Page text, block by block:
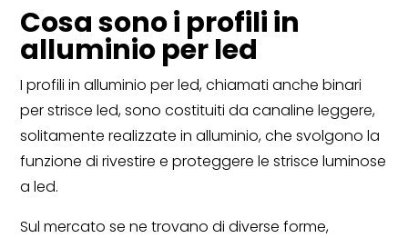
Cosa sono i profili in
alluminio per led
I profili in alluminio per led, chiamati anche binari
per strisce led, sono costituiti da canaline leggere,
solitamente realizzate in alluminio, che svolgono la
funzione di rivestire e proteggere le strisce luminose
a led.
Sul mercato se ne trovano di diverse forme,